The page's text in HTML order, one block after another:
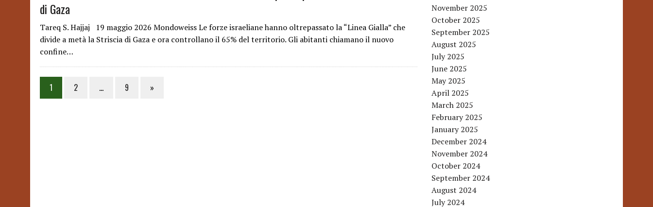
di Gaza
Tareq S. Hajjaj 19 maggio 2026 Mondoweiss Le forze israeliane hanno oltrepassato la “Linea Gialla” che
divide a metà la Striscia di Gaza e ora controllano il 65% del territorio. Gli abitanti chiamano il nuovo
confine…
Posts
pagination
1 2 … 9 »
November 2025
October 2025
September 2025
August 2025
July 2025
June 2025
May 2025
April 2025
March 2025
February 2025
January 2025
December 2024
November 2024
October 2024
September 2024
August 2024
July 2024